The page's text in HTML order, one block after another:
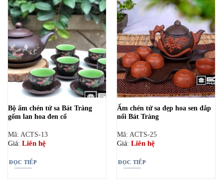
Bộ ấm chén tử sa Bát Tràng
gốm lan hoa đen cổ
Mã: ACTS-13
Giá: Liên hệ
ĐỌC TIẾP
Ấm chén tử sa đẹp hoa sen đắp
nổi Bát Tràng
Mã: ACTS-25
Giá: Liên hệ
ĐỌC TIẾP